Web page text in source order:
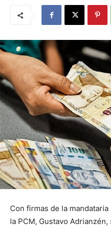
Con firmas de la
la PCM, Gustavo